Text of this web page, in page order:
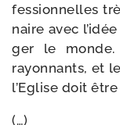
fes­sion­nelles
naire avec
ger le monde.
rayon­nants, et
l’Eglise doit
(…)